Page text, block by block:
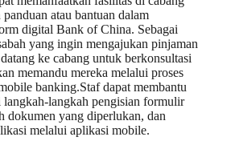
atau bantuan dalam
digital Bank of China. Sebagai
yang ingin mengajukan pinjaman
ke cabang untuk berkonsultasi
memandu mereka melalui proses
banking.Staf dapat membantu
langkah-langkah pengisian formulir
dokumen yang diperlukan, dan
melalui aplikasi mobile.